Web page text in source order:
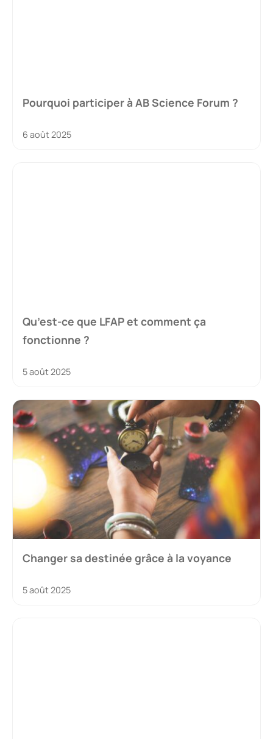
Pourquoi participer à AB Science Forum ?
6 août 2025
Qu’est-ce que LFAP et comment ça
fonctionne ?
5 août 2025
Changer sa destinée grâce à la voyance
5 août 2025